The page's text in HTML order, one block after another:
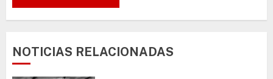
NOTICIAS RELACIONADAS